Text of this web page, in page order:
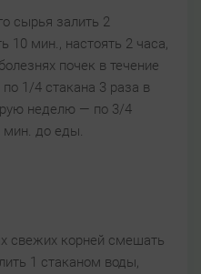
сырья залить 2
10 мин., настоять 2 часа,
почек в течение
1/4 стакана 3 раза в
неделю — по 3/4
мин. до еды.
свежих корней смешать
1 стаканом воды,